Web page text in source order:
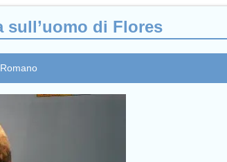
sull’uomo di Flores